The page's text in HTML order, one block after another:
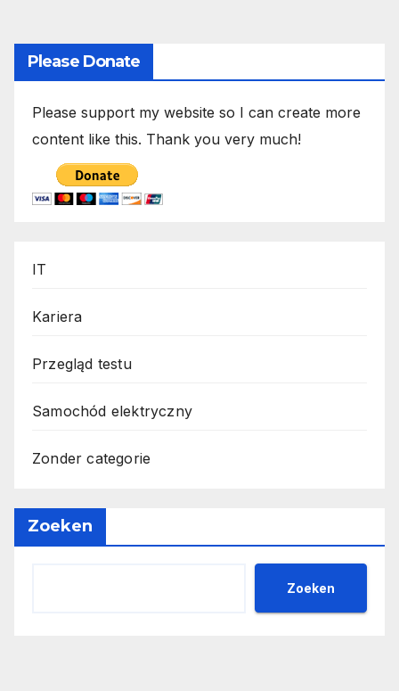
Please Donate
Please support my website so I can create more
content like this. Thank you very much!
IT
Kariera
Przegląd testu
Samochód elektryczny
Zonder categorie
Zoeken
Zoeken